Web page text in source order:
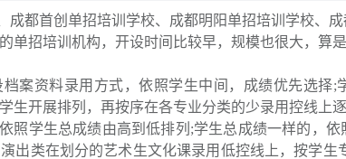
都首创单招培训学校、成都明阳单招培训学校、成
单招培训机构，开设时间比较早，规模也很大，算
资料录用方式，依照学生中间，成绩优先选择;
生开展排列，再按序在各专业分类的少录用控线上逐
学生总成绩由高到低排列;学生总成绩一样的，依
出类在划分的艺术生文化课录用低控线上，按学生